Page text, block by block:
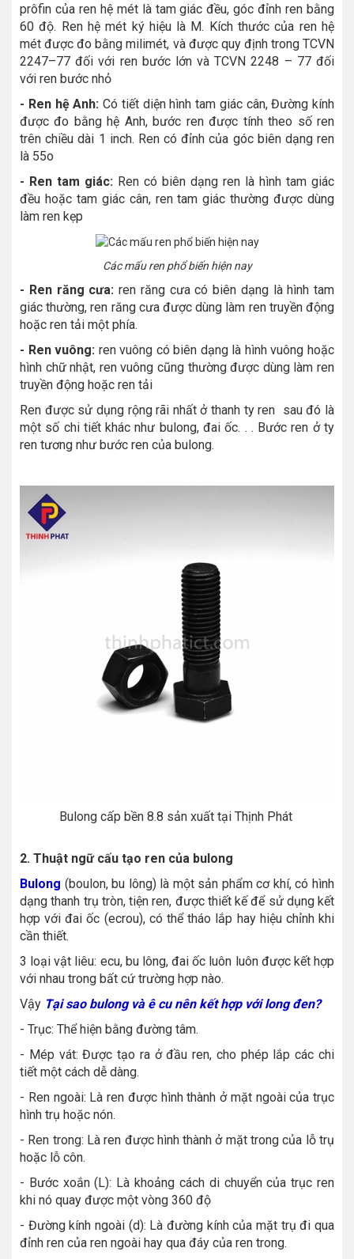
prôfin của ren hệ mét là tam giác đều, góc đỉnh ren bằng
60 độ. Ren hệ mét ký hiệu là M. Kích thước của ren hệ
mét được đo bằng milimét, và được quy định trong TCVN
2247–77 đối với ren bước lớn và TCVN 2248 – 77 đối
với ren bước nhỏ
- Ren hệ Anh: Có tiết diện hình tam giác cân, Đường kính
được đo bằng hệ Anh, bước ren được tính theo số ren
trên chiều dài 1 inch. Ren có đỉnh của góc biên dạng ren
là 55o
- Ren tam giác: Ren có biên dạng ren là hình tam giác
đều hoặc tam giác cân, ren tam giác thường được dùng
làm ren kẹp
Các mấu ren phổ biến hiện nay
- Ren răng cưa: ren răng cưa có biên dạng là hình tam
giác thường, ren răng cưa được dùng làm ren truyền động
hoặc ren tải một phía.
- Ren vuông: ren vuông có biên dạng là hình vuông hoặc
hình chữ nhật, ren vuông cũng thường được dùng làm ren
truyền động hoặc ren tải
Ren được sử dụng rộng rãi nhất ở thanh ty ren sau đó là
một số chi tiết khác như bulong, đai ốc. . . Bước ren ở ty
ren tương như bước ren của bulong.
Bulong cấp bền 8.8 sản xuất tại Thịnh Phát
2. Thuật ngữ cấu tạo ren của bulong
Bulong (boulon, bu lông) là một sản phẩm cơ khí, có hình
dạng thanh trụ tròn, tiện ren, được thiết kế để sử dụng kết
hợp với đai ốc (ecrou), có thể tháo lắp hay hiệu chỉnh khi
cần thiết.
3 loại vật liêu: ecu, bu lông, đai ốc luôn luôn được kết hợp
với nhau trong bất cứ trường hợp nào.
Vậy Tại sao bulong và ê cu nên kết hợp với long đen?
- Trục: Thể hiện bằng đường tâm.
- Mép vát: Được tạo ra ở đầu ren, cho phép lắp các chi
tiết một cách dễ dàng.
- Ren ngoài: Là ren được hình thành ở mặt ngoài của trục
hình trụ hoặc nón.
- Ren trong: Là ren được hình thành ở mặt trong của lỗ trụ
hoặc lỗ côn.
- Bước xoắn (L): Là khoảng cách di chuyển của trục ren
khi nó quay được một vòng 360 độ
- Đường kính ngoài (d): Là đường kính của mặt trụ đi qua
đỉnh ren của ren ngoài hay qua đáy của ren trong.